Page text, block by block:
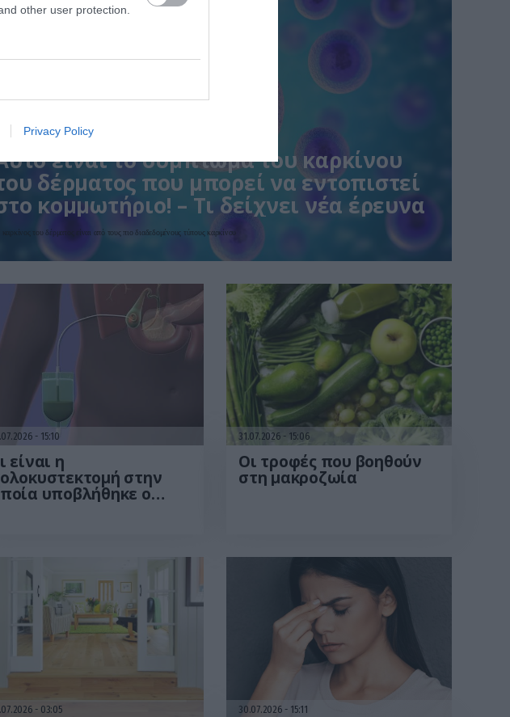
other user protection.
Privacy Policy
15:06
είναι το σύμπτωμα του καρκίνου
δέρματος που μπορεί να εντοπιστεί
κομμωτήριο! – Τι δείχνει νέα έρευνα
καρκίνος του δέρματος είναι από τους πιο διαδεδομένους τύπους καρκίνου
15:10
είναι η
στην
υποβλήθηκε ο
31.07.2026 15:06
Οι τροφές που βοηθούν
στη μακροζωία
03:05 30.07.2026 15:11